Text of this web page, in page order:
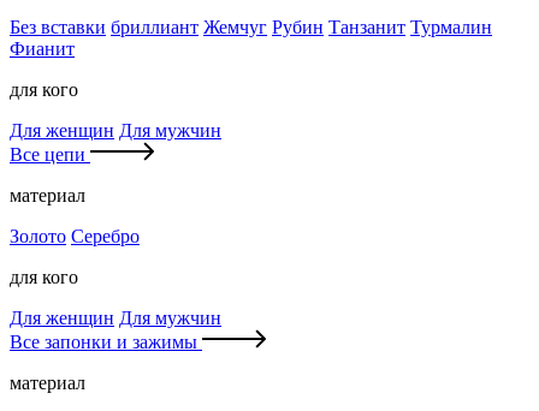
Без вставки бриллиант Жемчуг Рубин Танзанит Турмалин
Фианит
для кого
Для женщин Для мужчин
Все цепи
материал
Золото Серебро
для кого
Для женщин Для мужчин
Все запонки и зажимы
материал